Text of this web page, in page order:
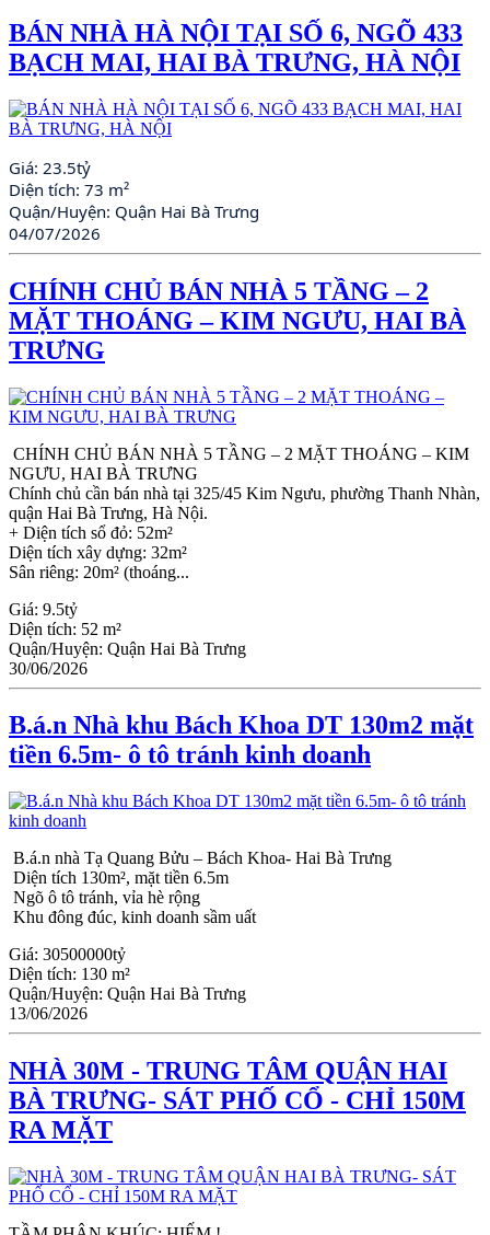
BÁN NHÀ HÀ NỘI TẠI SỐ 6, NGÕ 433
BẠCH MAI, HAI BÀ TRƯNG, HÀ NỘI
Giá: 23.5tỷ
Diện tích: 73 m²
Quận/Huyện: Quận Hai Bà Trưng
04/07/2026
CHÍNH CHỦ BÁN NHÀ 5 TẦNG – 2
MẶT THOÁNG – KIM NGƯU, HAI BÀ
TRƯNG
CHÍNH CHỦ BÁN NHÀ 5 TẦNG – 2 MẶT THOÁNG – KIM
NGƯU, HAI BÀ TRƯNG
Chính chủ cần bán nhà tại 325/45 Kim Ngưu, phường Thanh Nhàn,
quận Hai Bà Trưng, Hà Nội.
+ Diện tích sổ đỏ: 52m²
Diện tích xây dựng: 32m²
Sân riêng: 20m² (thoáng...
Giá: 9.5tỷ
Diện tích: 52 m²
Quận/Huyện: Quận Hai Bà Trưng
30/06/2026
B.á.n Nhà khu Bách Khoa DT 130m2 mặt
tiền 6.5m- ô tô tránh kinh doanh
B.á.n nhà Tạ Quang Bửu – Bách Khoa- Hai Bà Trưng
Diện tích 130m², mặt tiền 6.5m
Ngõ ô tô tránh, vỉa hè rộng
Khu đông đúc, kinh doanh sầm uất
Giá: 30500000tỷ
Diện tích: 130 m²
Quận/Huyện: Quận Hai Bà Trưng
13/06/2026
NHÀ 30M - TRUNG TÂM QUẬN HAI
BÀ TRƯNG- SÁT PHỐ CỔ - CHỈ 150M
RA MẶT